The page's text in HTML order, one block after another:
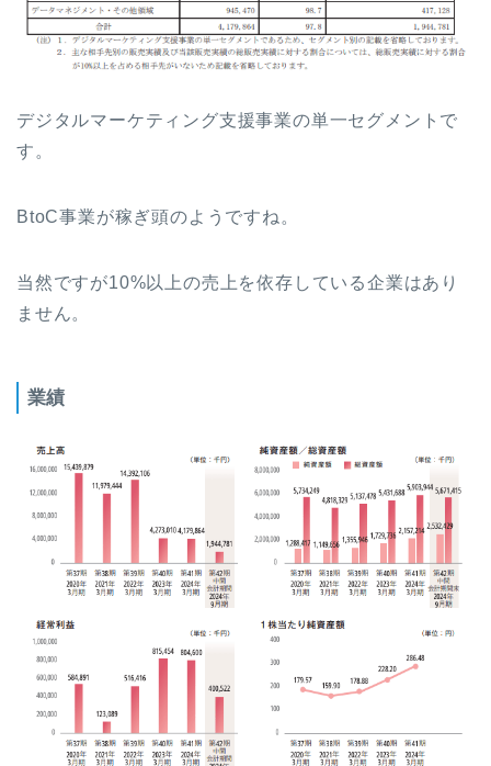
デジタルマーケティング支援事業の単一セグメントで
す。
BtoC事業が稼ぎ頭のようですね。
当然ですが10%以上の売上を依存している企業はあり
ません。
業績